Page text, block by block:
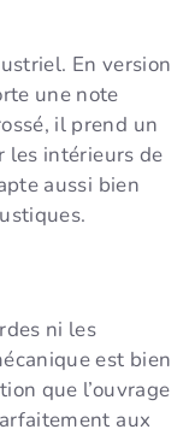
En version
une note
il prend un
les intérieurs de
aussi bien
ni les
est bien
que l’ouvrage
aux